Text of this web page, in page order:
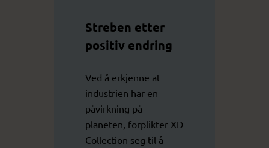
Streben etter
positiv endring
Ved å erkjenne at
industrien har en
påvirkning på
planeten, forplikter XD
Collection seg til å